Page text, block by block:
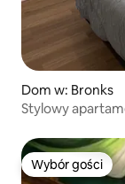
Dom w: Bronks
Stylowy apartament dla
Wybór gości
Wybór gości